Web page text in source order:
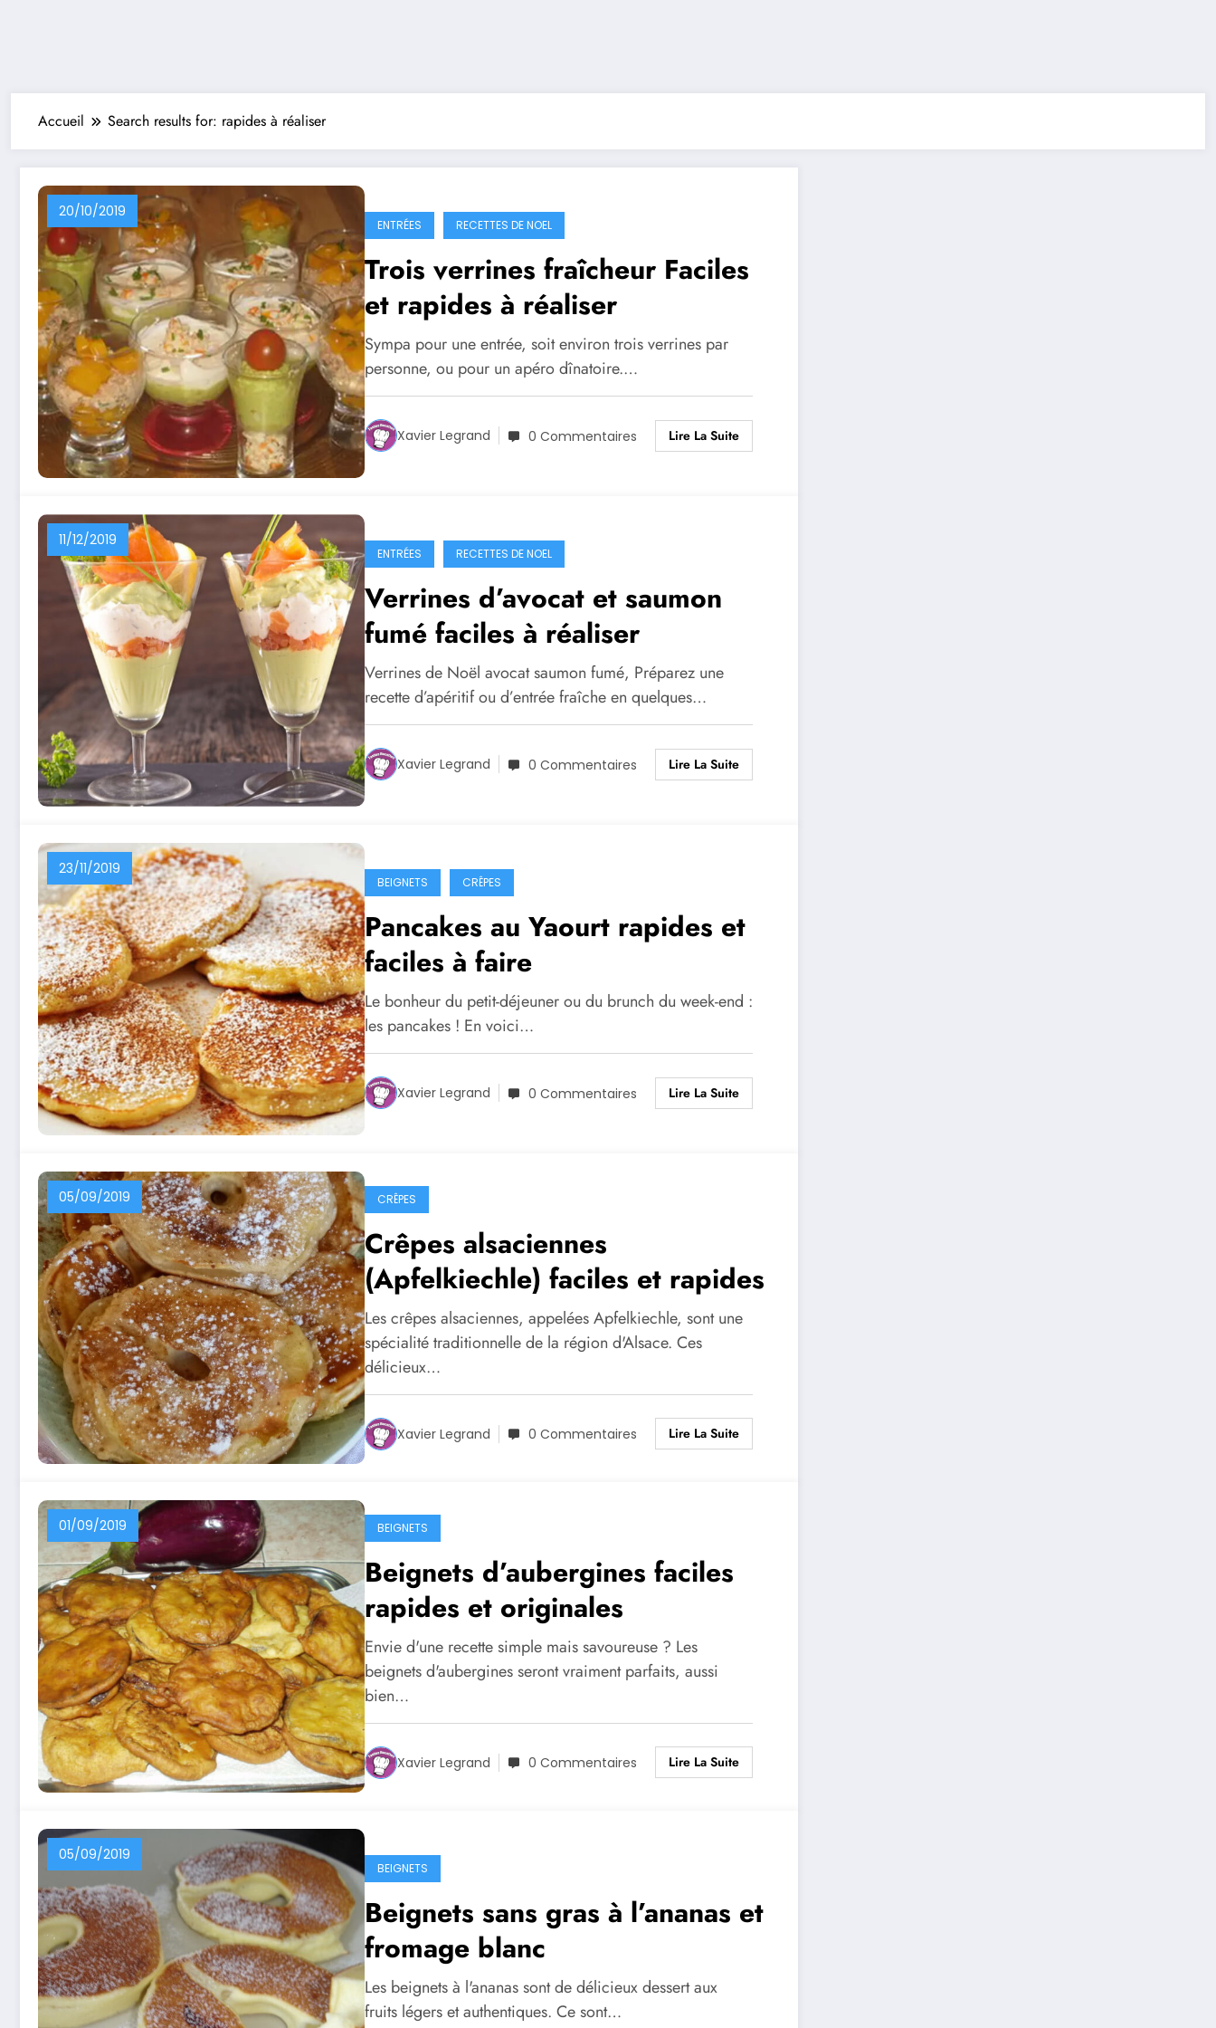
Accueil Search results for: rapides à réaliser
20/10/2019
ENTRÉES RECETTES DE NOEL
Trois verrines fraîcheur Faciles
et rapides à réaliser
Sympa pour une entrée, soit environ trois verrines par
personne, ou pour un apéro dînatoire.…
Xavier Legrand 0 Commentaires Lire La Suite
11/12/2019
ENTRÉES RECETTES DE NOEL
Verrines d’avocat et saumon
fumé faciles à réaliser
Verrines de Noël avocat saumon fumé, Préparez une
recette d’apéritif ou d’entrée fraîche en quelques…
Xavier Legrand 0 Commentaires Lire La Suite
23/11/2019
BEIGNETS CRÊPES
Pancakes au Yaourt rapides et
faciles à faire
Le bonheur du petit-déjeuner ou du brunch du week-end :
les pancakes ! En voici…
Xavier Legrand 0 Commentaires Lire La Suite
05/09/2019 CRÊPES
Crêpes alsaciennes
(Apfelkiechle) faciles et rapides
Les crêpes alsaciennes, appelées Apfelkiechle, sont une
spécialité traditionnelle de la région d'Alsace. Ces
délicieux…
Xavier Legrand 0 Commentaires Lire La Suite
01/09/2019 BEIGNETS
Beignets d’aubergines faciles
rapides et originales
Envie d'une recette simple mais savoureuse ? Les
beignets d'aubergines seront vraiment parfaits, aussi
bien…
Xavier Legrand 0 Commentaires Lire La Suite
05/09/2019
BEIGNETS
Beignets sans gras à l’ananas et
fromage blanc
Les beignets à l'ananas sont de délicieux dessert aux
fruits légers et authentiques. Ce sont…